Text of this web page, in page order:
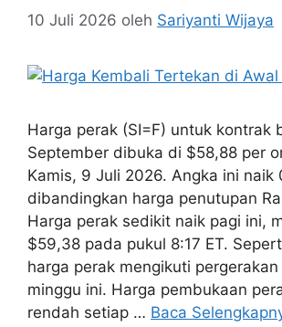
10 Juli 2026 oleh Sariyanti Wijaya
Harga perak (SI=F) untuk kontrak
September dibuka di $58,88 per
Kamis, 9 Juli 2026. Angka ini naik
dibandingkan harga penutupan
Harga perak sedikit naik pagi ini,
$59,38 pada pukul 8:17 ET.
harga perak mengikuti
minggu ini. Harga pembukaan
rendah setiap … Baca